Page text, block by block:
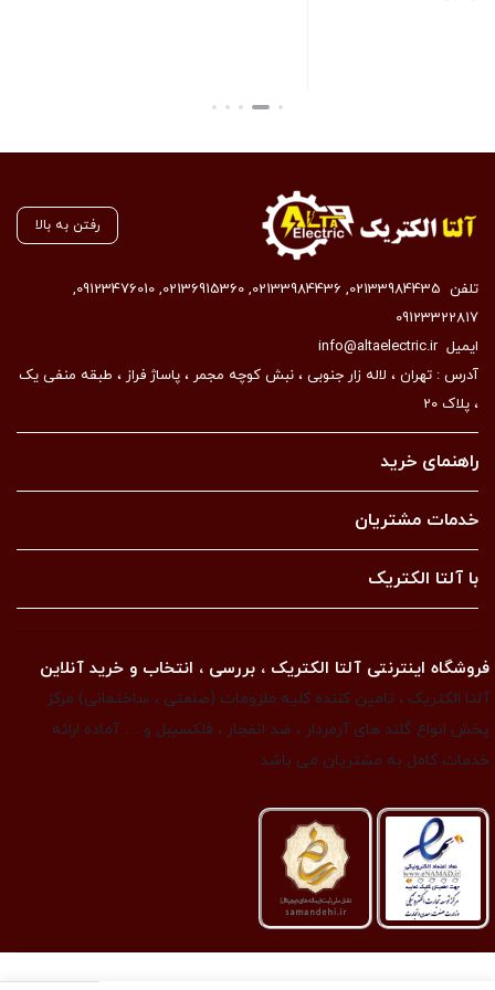
رفتن به بالا
تلفن 02133984435
,
02133984436
,
02136915360
,
09123476010
,
09123322817
ایمیلinfo@altaelectric.ir
آدرس : تهران ، لاله زار جنوبی ، نبش کوچه مجمر ، پاساژ فراز ، طبقه منفی یک
، پلاک 20
راهنمای خرید
خدمات مشتریان
با آلتا الکتریک
فروشگاه اینترنتی آلتا الکتریک ، بررسی ، انتخاب و خرید آنلاین
آلتا الکتریک ، تامین کننده کلیه ملزومات (صنعتی ، ساختمانی) مرکز
پخش انواع گلند های آرمردار ، ضد انفجار ، فلکسیبل و … آماده ارائه
خدمات کامل به مشتریان می باشد.